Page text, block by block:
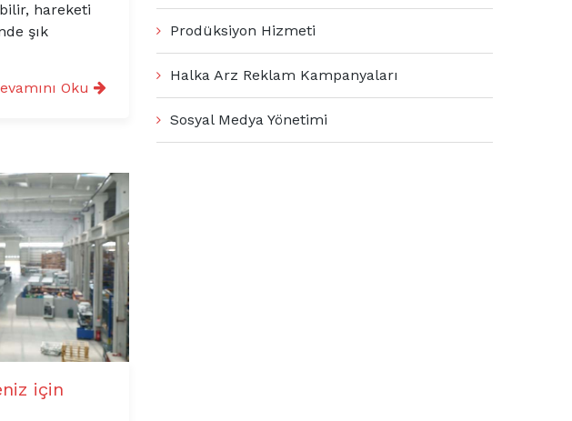
hareketi
şık
Oku
için
Prodüksiyon Hizmeti
Halka Arz Reklam Kampanyaları
Sosyal Medya Yönetimi